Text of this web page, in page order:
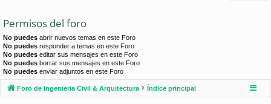
Permisos del foro
No puedes abrir nuevos temas en este Foro
No puedes responder a temas en este Foro
No puedes editar sus mensajes en este Foro
No puedes borrar sus mensajes en este Foro
No puedes enviar adjuntos en este Foro
Foro de Ingenieria Civil & Arquitectura Índice principal